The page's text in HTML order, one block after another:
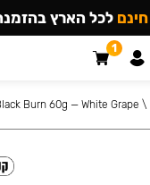
\
Burn 60g — White Grape
חינם לכל הארץ בהזמנה
1